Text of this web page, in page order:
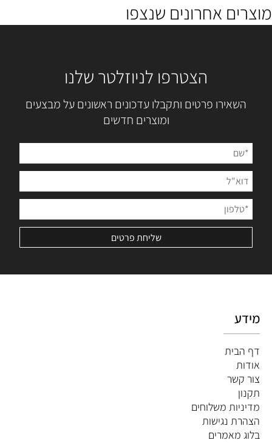
מוצרים אחרונים שנצפו
הצטרפו לניוזלטר שלנו
השאירו פרטים ותקבלו עדכונים ראשונים על מבצעים
ומוצרים חדשים
מידע
דף הבית
אודות
צור קשר
תקנון
מדיניות משלוחים
הצהרת נגישות
בלוג מאמרים